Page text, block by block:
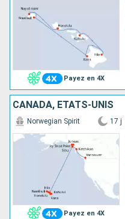
Payez en 4X
CANADA, ÉTATS-UNIS
Payez en 4X
Norwegian Spirit 17 j